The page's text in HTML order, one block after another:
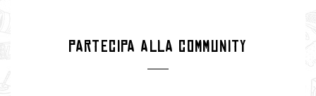
PARTECIPA ALLA COMMUNITY